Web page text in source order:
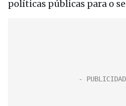
políticas públicas para o